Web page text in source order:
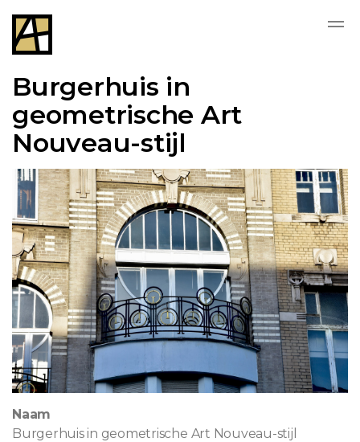
Burgerhuis in
geometrische Art
Nouveau-stijl
Naam
Burgerhuis in geometrische Art Nouveau-stijl